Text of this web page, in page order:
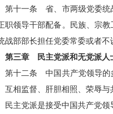
十一条 省、市两级党委统战
职领导干部配备。民族、宗
战部部长担任党委常委或者不
三章 民主党派和无党派人
十二条 中国共产党领导的多
互相监督、肝胆相照、荣辱与
党派是接受中国共产党领导